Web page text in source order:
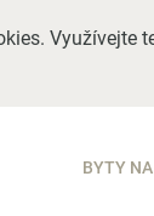
Využívejte
BYTY